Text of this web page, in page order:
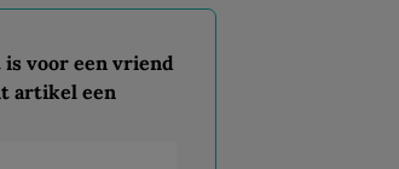
voor een vriend
artikel een